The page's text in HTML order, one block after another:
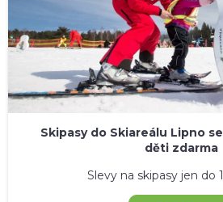
Skipasy do Skiareálu Lipno
děti zdarma
Slevy na skipasy jen do